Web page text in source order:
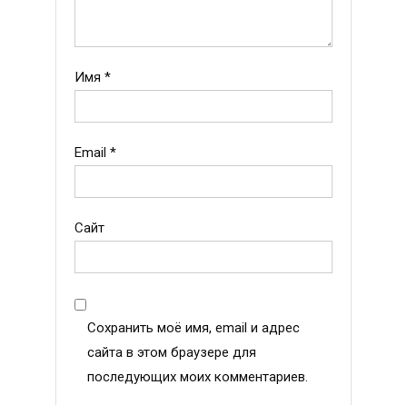
Имя *
Email *
Сайт
Сохранить моё имя, email и адрес
сайта в этом браузере для
последующих моих комментариев.